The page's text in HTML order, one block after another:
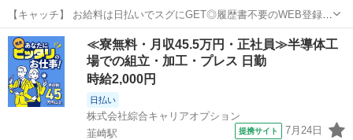
【キャッチ】 お給料は日払いでスグにGET◎履歴書不要のWEB登録
OK！「組立検査」高時給1450円！韮崎周辺！20代～40代のスタッフ
が多数活躍中★ 【コメント】 ＼大手人材派遣会社で働きませんか♪／
「新しい職場は不...
山梨 韮崎市 工場
≪寮無料・月収45.5万円・正社員≫半導体工
場での組立・加工・プレス 日勤
時給2,000円
日払い
株式会社綜合キャリアオプション
韮崎駅
提携サイト 7月24日